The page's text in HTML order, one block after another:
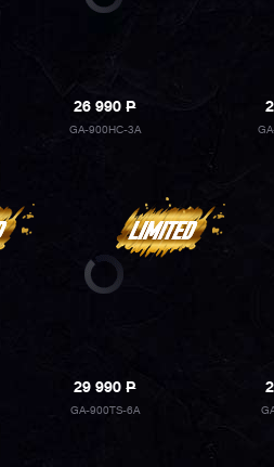
26 990P
GA-900HC-3A
29 990P
GA-900TS-6A